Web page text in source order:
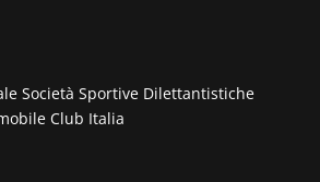
Società Sportive Dilettantistiche
Club Italia